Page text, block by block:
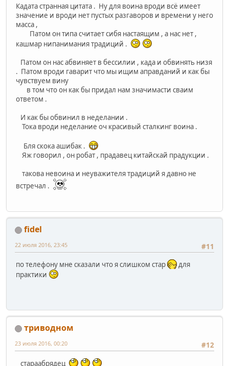
Кадата странная цитата . Ну для воина вроди всё имеет
значение и вроди нет пустых разгаворов и времени у него
масса ,
Патом он типа считает сибя настаящим , а нас нет ,
кашмар нипанимания традиций .
Патом он нас абвиняет в бессилии , када и обвинять низя
. Патом вроди гаварит что мы ищим аправданий и как бы
чувствуем вину
в том что он как бы придал нам значимасти сваим
ответом .
И как бы обвинил в неделании .
Тока вроди неделание оч красивый сталкинг воина .
Бля скока ашибак .
Яж говорил , он робат , прадавец китайскай прадукции .
такова невоина и неуважителя традиций я давно не
встречал .
fidel
#11
22 июля 2016, 23:45
по телефону мне сказали что я слишком стар
для
практики
триводном
#12
23 июля 2016, 00:20
стараабрядец